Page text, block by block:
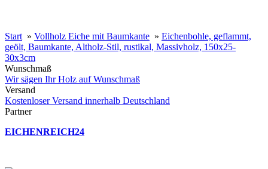
Start » Vollholz Eiche mit Baumkante » Eichenbohle, geflammt,
geölt, Baumkante, Altholz-Stil, rustikal, Massivholz, 150x25-
30x3cm
Wunschmaß
Wir sägen Ihr Holz auf Wunschmaß
Versand
Kostenloser Versand innerhalb Deutschland
Partner
EICHENREICH24